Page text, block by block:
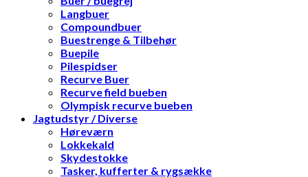
Langbuer
Compoundbuer
Buestrenge & Tilbehør
Buepile
Pilespidser
Recurve Buer
Recurve field bueben
Olympisk recurve bueben
Jagtudstyr / Diverse
Høreværn
Lokkekald
Skydestokke
Tasker, kufferter & rygsække